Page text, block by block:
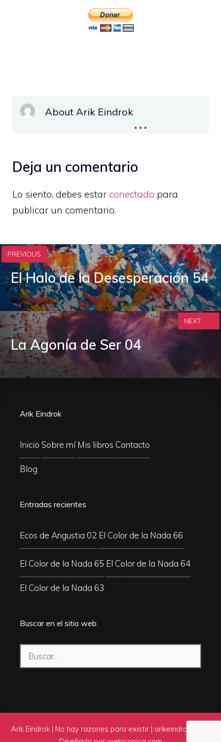
About Arik Eindrok...
Deja un comentario
Lo siento, debes estar conectado para
publicar un comentario.
PREVIOUS
El Halo de la Desesperación 54
La Agonía de Ser 04
NEXT
Arik Eindrok
Inicio Sobre mí Mis libros Contacto
Blog
Entradas recientes
Ecos de Angustia 02 El Color de la Nada 66
El Color de la Nada 65 El Color de la Nada 64
El Color de la Nada 63
Buscar en el sitio web
Buscar:
Arik Eindrok | No hay razones para existir | arikeindrok.com